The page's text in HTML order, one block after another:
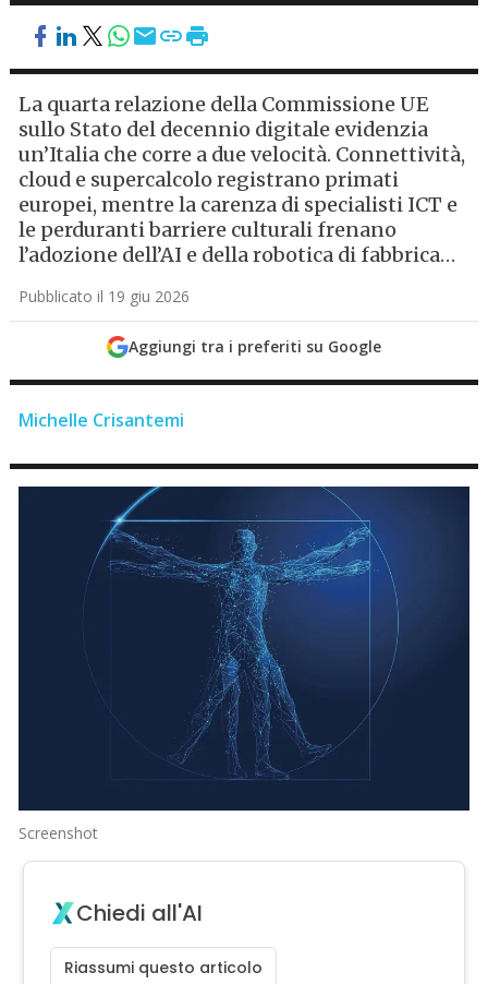
La quarta relazione della Commissione UE
sullo Stato del decennio digitale evidenzia
un’Italia che corre a due velocità. Connettività,
cloud e supercalcolo registrano primati
europei, mentre la carenza di specialisti ICT e
le perduranti barriere culturali frenano
l’adozione dell’AI e della robotica di fabbrica…
Pubblicato il 19 giu 2026
Aggiungi tra i preferiti su Google
Michelle Crisantemi
Screenshot
Chiedi all'AI
Riassumi questo articolo